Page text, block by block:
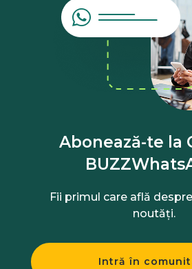
Abonează-te la
Fii primul care află
noutăți.
Intră în